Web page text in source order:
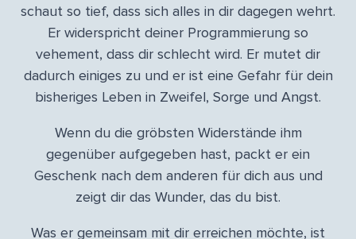
schaut so tief, dass sich alles in dir dagegen wehrt.
Er widerspricht deiner Programmierung so
vehement, dass dir schlecht wird. Er mutet dir
dadurch einiges zu und er ist eine Gefahr für dein
bisheriges Leben in Zweifel, Sorge und Angst.
Wenn du die gröbsten Widerstände ihm
gegenüber aufgegeben hast, packt er ein
Geschenk nach dem anderen für dich aus und
zeigt dir das Wunder, das du bist.
Was er gemeinsam mit dir erreichen möchte, ist